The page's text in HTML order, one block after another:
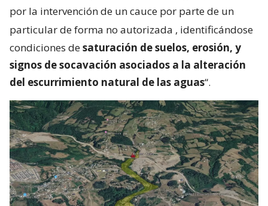
por la intervención de un cauce por parte de un
particular de forma no autorizada , identificándose
condiciones desaturación de suelos, erosión, y
signos de socavación asociados a la alteración
del escurrimiento natural de las aguas“.